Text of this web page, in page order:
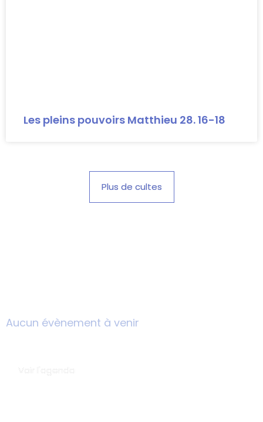
Les pleins pouvoirs Matthieu 28. 16-18
Plus de cultes
Aucun évènement à venir